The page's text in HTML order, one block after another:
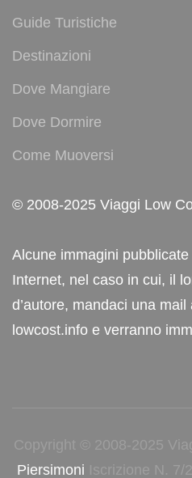
Guide Turistiche
Destinazioni
Dove Mangiare
Dove Dormire
Come Muoversi
© 2008-2025 Viaggi Low
Alcune immagini
Internet, nel caso in cui, il
d’autore, mandaci una
lowcost.info e verranno
Copyright © 2008-2025
Piersimoni Iscrizione N. 7/